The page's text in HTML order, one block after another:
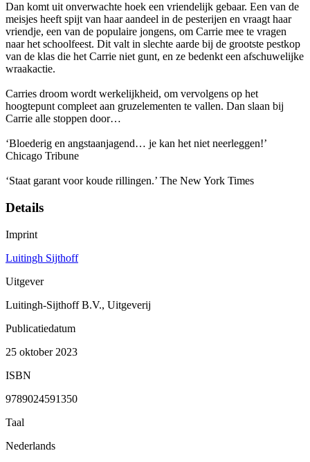
Dan komt uit onverwachte hoek een vriendelijk gebaar. Een van de
meisjes heeft spijt van haar aandeel in de pesterijen en vraagt haar
vriendje, een van de populaire jongens, om Carrie mee te vragen
naar het schoolfeest. Dit valt in slechte aarde bij de grootste pestkop
van de klas die het Carrie niet gunt, en ze bedenkt een afschuwelijke
wraakactie.
Carries droom wordt werkelijkheid, om vervolgens op het
hoogtepunt compleet aan gruzelementen te vallen. Dan slaan bij
Carrie alle stoppen door…
‘Bloederig en angstaanjagend… je kan het niet neerleggen!’
Chicago Tribune
‘Staat garant voor koude rillingen.’ The New York Times
Details
Imprint
Luitingh Sijthoff
Uitgever
Luitingh-Sijthoff B.V., Uitgeverij
Publicatiedatum
25 oktober 2023
ISBN
9789024591350
Taal
Nederlands